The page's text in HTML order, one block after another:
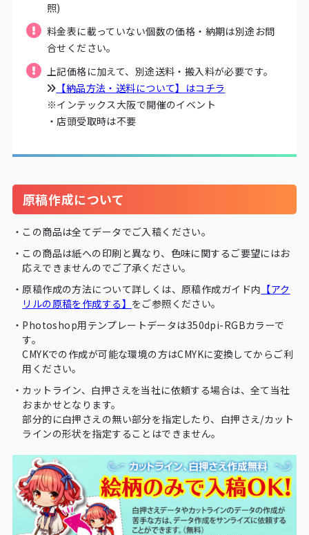
照)
料金表に載っていない個数の価格・納期は別途お問
合せください。
上記価格に加えて、別途送料・搬入料が必要です。
【納品方法・送料について】はコチラ
※インテックス大阪で開催のイベント
・店頭受取時は不要
原稿作成について
・ この商品は全てデータでご入稿ください。
・ この商品は紙への印刷と異なり、色味に関するご要望にはお
応えできませんのでご了承ください。
・原稿作成の方法について詳しくは、原稿作成ガイド内 【アク
リルの原稿を作成する】 をご参照ください。
・ Photoshop用テンプレートデータは350dpi-RGBカラーで
す。
CMYKでの作成が可能な環境の方はCMYKに変換してからご利
用ください。
・ カットライン、白押さえを当社に依頼する場合は、全て当社
おまかせとなります。
部分的に白押さえの無い部分を指定したり、白押さえ/カット
ラインの形状を指定することはできません。